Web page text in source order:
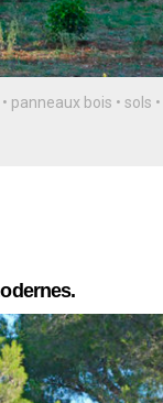
• panneaux bois • sols •